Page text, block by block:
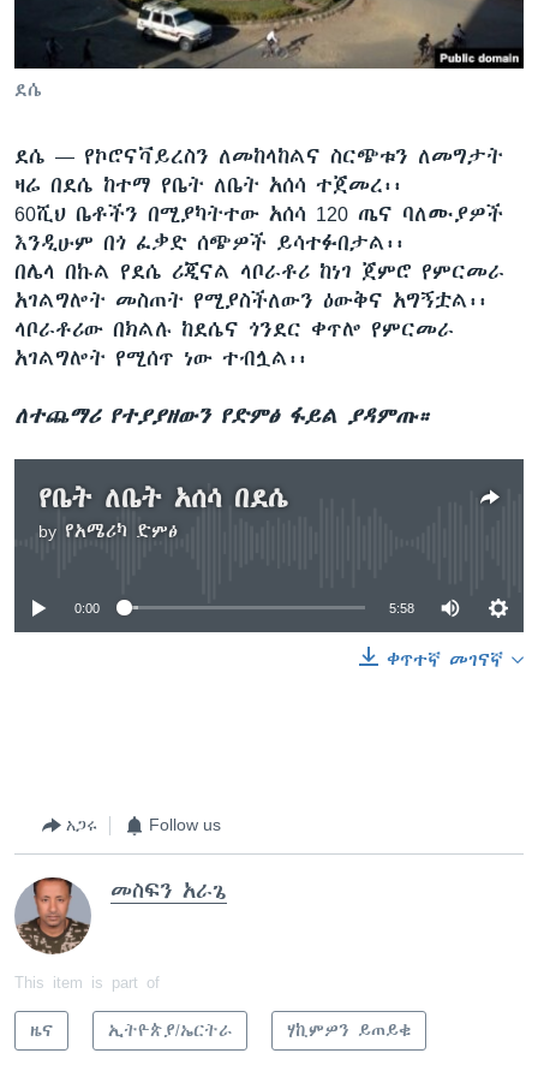
ቋንቋዎች
ደሴ
ደሴ — የኮሮናቫይረስን ለመከላከልና ስርጭቱን ለመግታት
ዛሬ በደሴ ከተማ የቤት ለቤት አሰሳ ተጀመረ፡፡
60ሺህ ቤቶችን በሚያካትተው አሰሳ 120 ጤና ባለሙያዎች
እንዲሁም በጎ ፈቃድ ሰጭዎች ይሳተፉበታል፡፡
በሌላ በኩል የደሴ ሪጂናል ላቦራቶሪ ከነገ ጀምሮ የምርመራ
አገልግሎት መስጠት የሚያስችለውን ዕውቅና አግኝቷል፡፡
ላቦራቶሪው በክልሉ ከደሴና ጎንደር ቀጥሎ የምርመራ
አገልግሎት የሚሰጥ ነው ተብሏል፡፡
ለተጨማሪ የተያያዘውን የድምፅ ፋይል ያዳምጡ።
የቤት ለቤት አሰሳ በደሴ
by የአሜሪካ ድምፅ
No media source currently available
0:00 5:58
ቀጥተኛ መገናኛ
አጋሩ Follow us
መስፍን አራጌ
This item is part of
ዜና ኢትዮጵያ/ኤርትራ ሃኪምዎን ይጠይቁ